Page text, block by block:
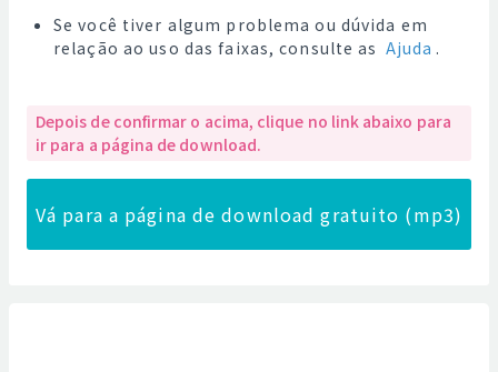
Se você tiver algum problema ou dúvida em
relação ao uso das faixas, consulte as Ajuda .
Depois de confirmar o acima, clique no link abaixo para
ir para a página de download.
Vá para a página de download gratuito (mp3)